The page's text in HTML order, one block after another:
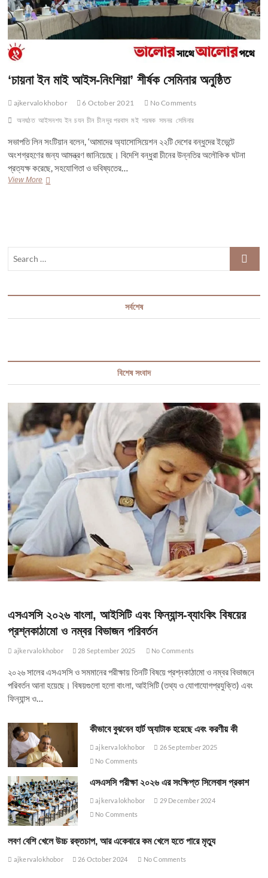
‘চায়না ইন মাই আইস-নিংশিয়া’ শীর্ষক সেমিনার অনুষ্ঠিত
ajkervalokhobor 6 October 2021
No Comments
অনষঠত আইসনশয ইন চযন চীন চীন দূর পরবাস মই শরষক সমনর সেমিনার
সভাপতি লিন সংটিয়ান বলেন, ‘আমাদের অ্যাসোসিয়েশন ২২টি দেশের বন্ধুদের ইভেন্টে
অংশগ্রহণের জন্য আমন্ত্রণ জানিয়েছে। বিদেশি বন্ধুরা চীনের উন্নতির অলৌকিক ঘটনা
প্রত্যক্ষ করেছে, সহযোগিতা ও ভবিষ্যতের…
View More‘চায়না
Search
সর্বশেষ
বিশেষ সংবাদ
এসএসসি ২০২৬ বাংলা, আইসিটি এবং ফিন্যান্স-ব্যাংকিং বিষয়ের
প্রশ্নকাঠামো ও নম্বর বিভাজন পরিবর্তন
ajkervalokhobor 28 September 2025 No Comments
২০২৬ সালের এসএসসি ও সমমানের পরীক্ষায় তিনটি বিষয়ে প্রশ্নকাঠামো ও নম্বর বিভাজনে
পরিবর্তন আনা হয়েছে। বিষয়গুলো হলো বাংলা, আইসিটি (তথ্য ও যোগাযোগপ্রযুক্তি) এবং
ফিন্যান্স ও…
কীভাবে বুঝবেন হার্ট অ্যাটাক হয়েছে এবং করণীয় কী
ajkervalokhobor
26 September 2025
No Comments
এসএসসি পরীক্ষা ২০২৬ এর সংক্ষিপ্ত সিলেবাস প্রকাশ
ajkervalokhobor
29 December 2024
No Comments
লবণ বেশি খেলে উচ্চ রক্তচাপ, আর একেবারে কম খেলে হতে পারে মৃত্যু
ajkervalokhobor 26 October 2024 No Comments